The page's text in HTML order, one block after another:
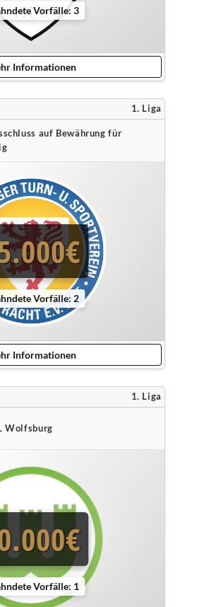
Vorfälle: 3
Informationen
1. Liga
auf Bewährung für
Vorfälle: 2
Informationen
1. Liga
Wolfsburg
Vorfälle: 1